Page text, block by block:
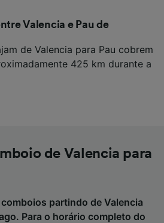
Valencia e Pau de
de Valencia para Pau cobrem
425 km durante a
de Valencia para
partindo de Valencia
Para o horário completo do